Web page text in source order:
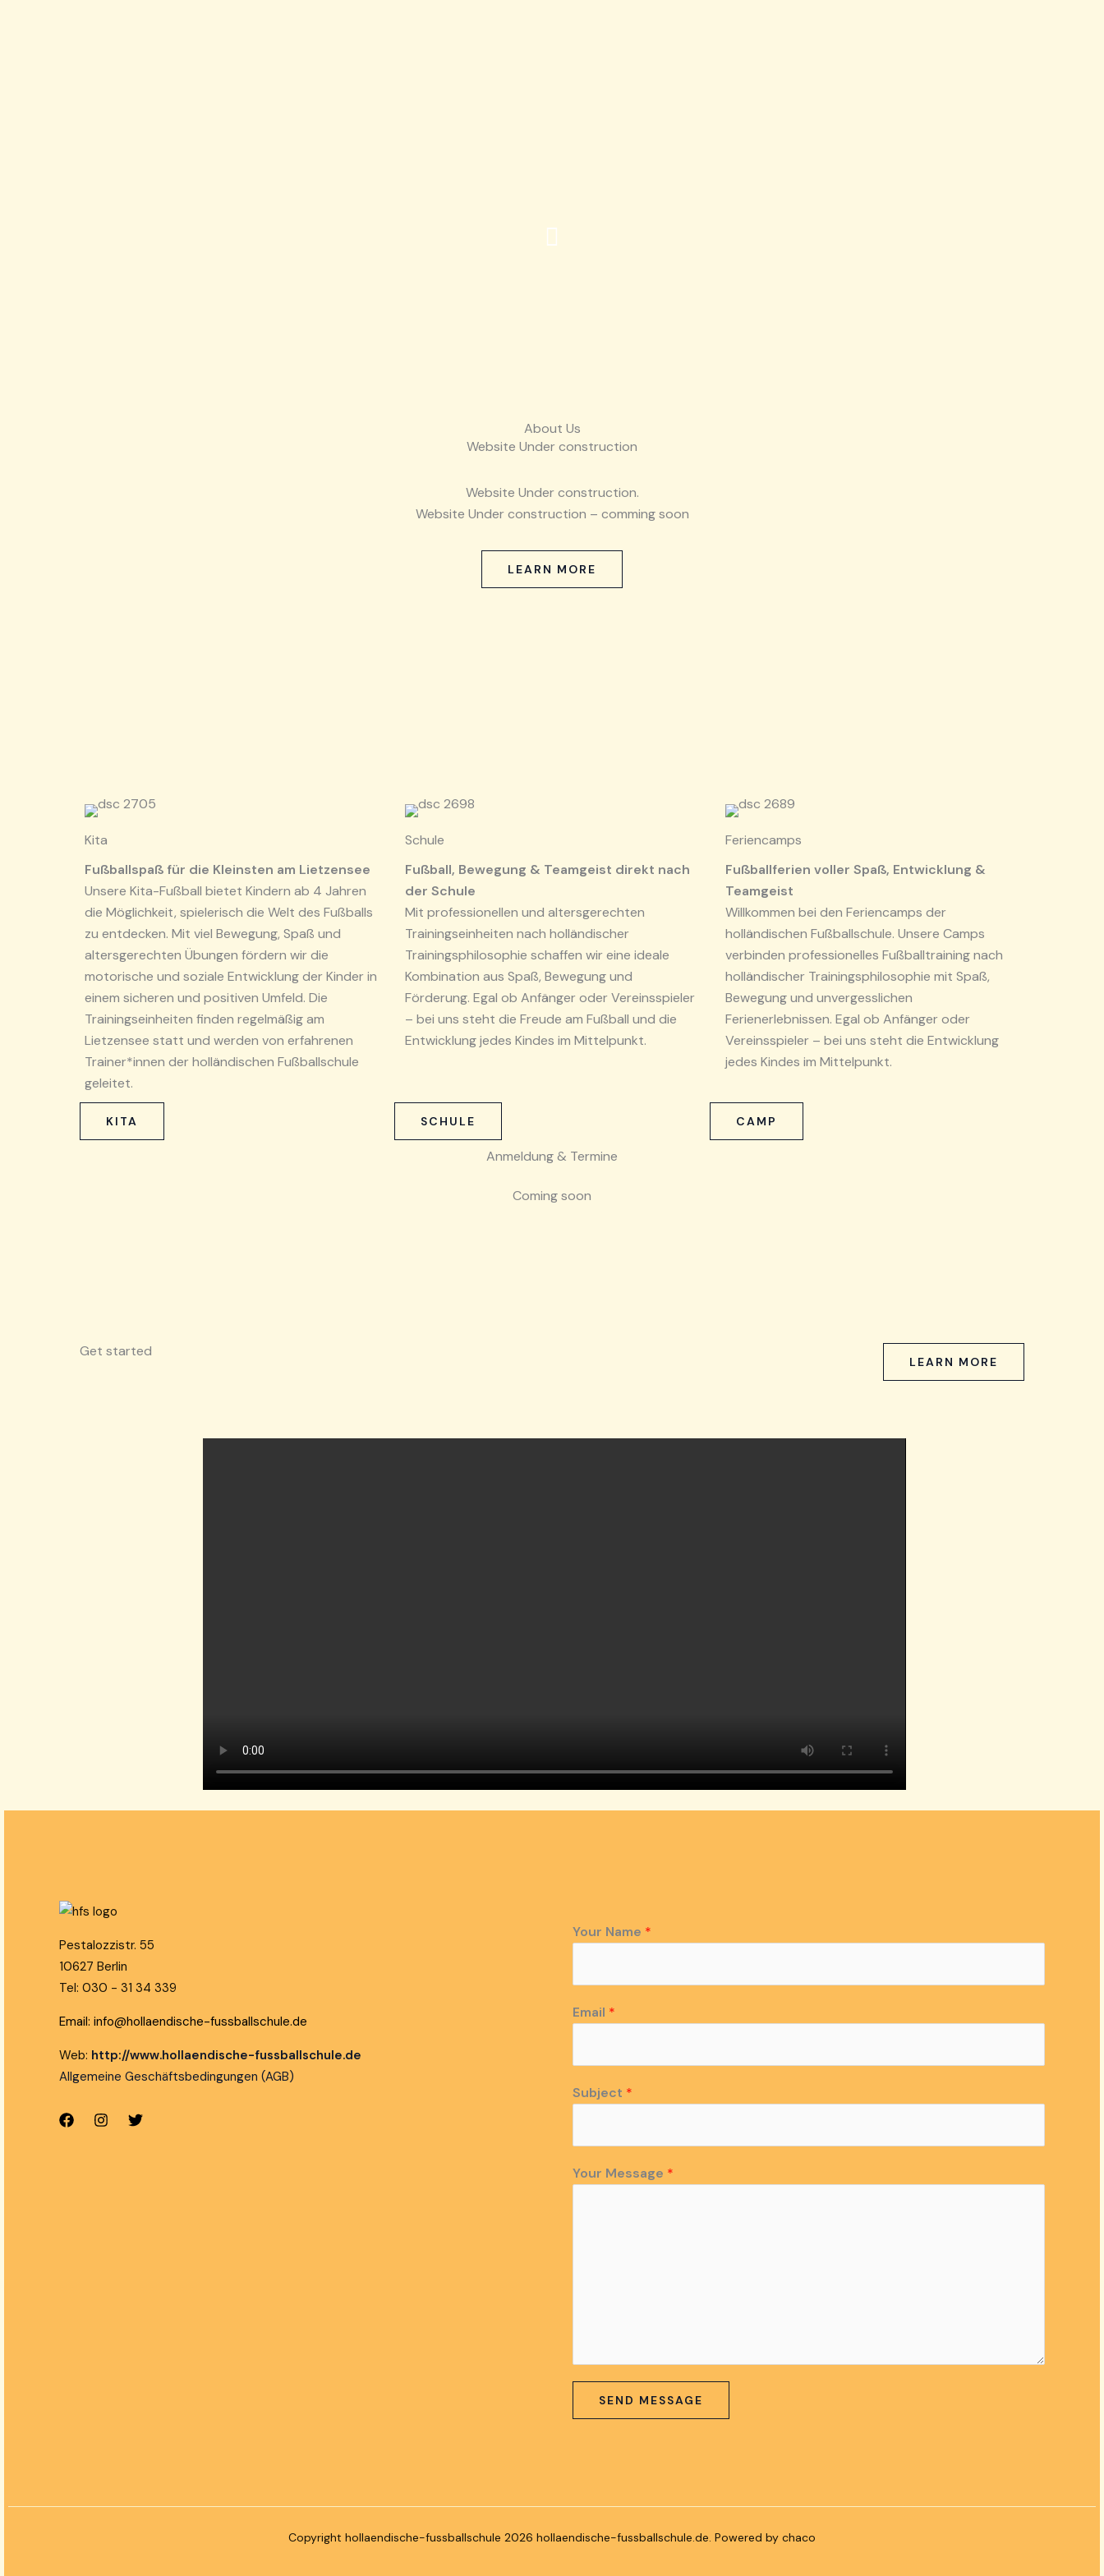
About Us
Website Under construction
Website Under construction.
Website Under construction – comming soon
LEARN MORE
KITA SCHULE CAMP
Anmeldung & Termine
Coming soon
Kita
Fußballspaß für die Kleinsten am Lietzensee
Unsere Kita-Fußball bietet Kindern ab 4 Jahren
die Möglichkeit, spielerisch die Welt des Fußballs
zu entdecken. Mit viel Bewegung, Spaß und
altersgerechten Übungen fördern wir die
motorische und soziale Entwicklung der Kinder in
einem sicheren und positiven Umfeld. Die
Trainingseinheiten finden regelmäßig am
Lietzensee statt und werden von erfahrenen
Trainer*innen der holländischen Fußballschule
geleitet.
Schule
Fußball, Bewegung & Teamgeist direkt nach
der Schule
Mit professionellen und altersgerechten
Trainingseinheiten nach holländischer
Trainingsphilosophie schaffen wir eine ideale
Kombination aus Spaß, Bewegung und
Förderung. Egal ob Anfänger oder Vereinsspieler
– bei uns steht die Freude am Fußball und die
Entwicklung jedes Kindes im Mittelpunkt.
Feriencamps
Fußballferien voller Spaß, Entwicklung &
Teamgeist
Willkommen bei den Feriencamps der
holländischen Fußballschule. Unsere Camps
verbinden professionelles Fußballtraining nach
holländischer Trainingsphilosophie mit Spaß,
Bewegung und unvergesslichen
Ferienerlebnissen. Egal ob Anfänger oder
Vereinsspieler – bei uns steht die Entwicklung
jedes Kindes im Mittelpunkt.
Get started
LEARN MORE
Pestalozzistr. 55
10627 Berlin
Tel: 030 - 31 34 339
Email: info@hollaendische-fussballschule.de
Web: http://www.hollaendische-fussballschule.de
Allgemeine Geschäftsbedingungen (AGB)
Your Name *
Email *
Subject *
Your Message *
SEND MESSAGE
Copyright hollaendische-fussballschule 2026 hollaendische-fussballschule.de. Powered by chaco